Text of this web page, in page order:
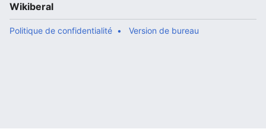
Wikiberal
Politique de confidentialité Version de bureau